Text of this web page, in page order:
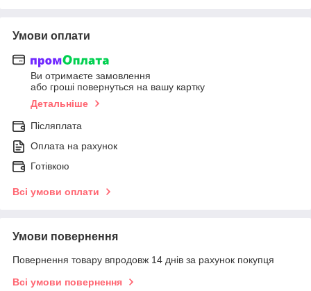
Умови оплати
Ви отримаєте замовлення
або гроші повернуться на вашу картку
Детальніше
Післяплата
Оплата на рахунок
Готівкою
Всі умови оплати
Умови повернення
Повернення товару впродовж 14 днів за рахунок покупця
Всі умови повернення